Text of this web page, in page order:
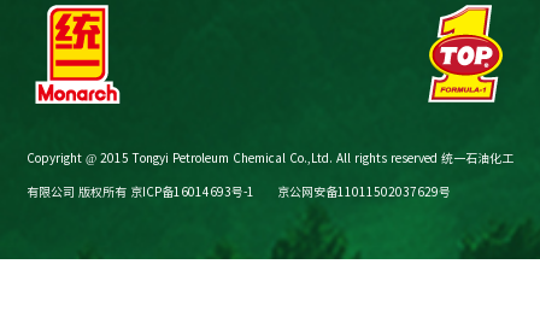
Copyright @ 2015 Tongyi Petroleum Chemical Co.,Ltd. All rights reserved 统一石油化工
有限公司 版权所有 京ICP备16014693号-1 京公网安备11011502037629号